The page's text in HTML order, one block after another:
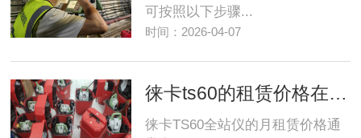
可按照以下步骤...
时间：2026-04-07
徕卡ts60的租赁价格在多少一个月
徕卡TS60全站仪的月租赁价格通